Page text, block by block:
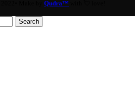
Qudra™
Search